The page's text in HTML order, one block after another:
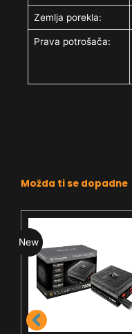
Zemlja porekla:
Prava potrošača:
Možda ti se dopadne
New